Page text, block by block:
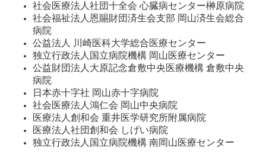
社会医療法人社団十全会 心臓病センター榊原病院
社会福祉法人恩賜財団済生会支部 岡山済生会総合
病院
公益法人 川崎医科大学総合医療センター
独立行政法人国立病院機構 岡山医療センター
公益財団法人大原記念倉敷中央医療機構 倉敷中央
病院
日本赤十字社 岡山赤十字病院
社会医療法人鴻仁会 岡山中央病院
医療法人創和会 重井医学研究所附属病院
医療法人社団創和会 しげい病院
独立行政法人国立病院機構 南岡山医療センター